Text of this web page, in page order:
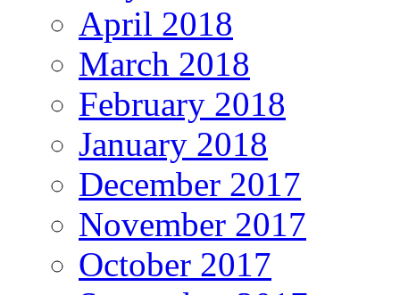
April 2018
March 2018
February 2018
January 2018
December 2017
November 2017
October 2017